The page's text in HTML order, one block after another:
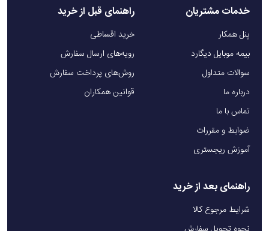
خدمات مشتریان
پنل همکار
بیمه موبایل دیگارد
سوالات متداول
درباره ما
تماس با ما
ضوابط و مقررات
آموزش ریجستری
راهنمای قبل از خرید
خرید اقساطی
رویه‌های ارسال سفارش
روش‌های پرداخت سفارش
قوانین همکاران
راهنمای بعد از خرید
شرایط مرجوع کالا